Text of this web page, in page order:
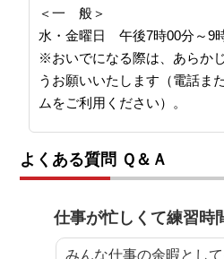
＜一 般＞
水・金曜日 午後7時00分～9
※おいでになる際は、あらか
うお願いいたします（電話ま
ムをご利用ください）。
よくある質問 Ｑ＆Ａ
仕事が忙しくて練習時
みんな仕事の余暇とし